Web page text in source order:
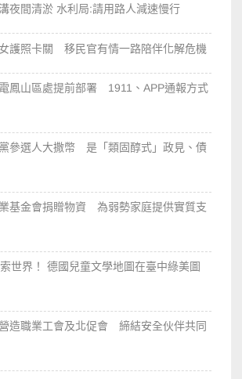
夜間清淤 水利局:請用路人減速慢行
護照卡關 移民官有情一路陪伴化解危機
鳳山區處提前部署 1911、APP通報方式
參選人大撒幣 是「類固醇式」政見、債
基金會捐贈物資 為弱勢家庭提供實質支
世界！ 德國兒童文學地圖在臺中綠美圖
造職業工會及北促會 締結安全伙伴共同